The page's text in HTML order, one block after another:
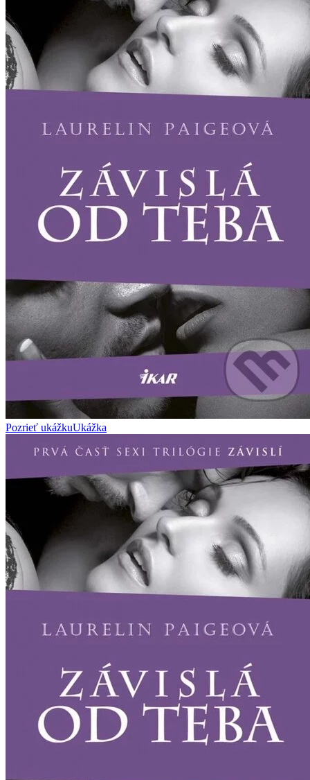
Pozrieť ukážkuUkážka